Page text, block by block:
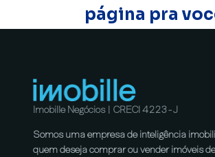
página pra
Imobille Negócios | CRECI 4223-J
Somos uma empresa de inteligência
quem deseja comprar ou vender imóveis